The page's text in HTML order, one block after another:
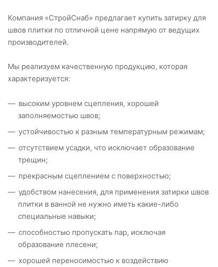
Компания «СтройСнаб» предлагает купить затирку для
швов плитки по отличной цене напрямую от ведущих
производителей.
Мы реализуем качественную продукцию, которая
характеризуется:
высоким уровнем сцепления, хорошей
заполняемостью швов;
устойчивостью к разным температурным режимам;
отсутствием усадки, что исключает образование
трещин;
прекрасным сцеплением с поверхностью;
удобством нанесения, для применения затирки швов
плитки в ванной не нужно иметь какие-либо
специальные навыки;
способностью пропускать пар, исключая
образование плесени;
хорошей переносимостью к воздействию